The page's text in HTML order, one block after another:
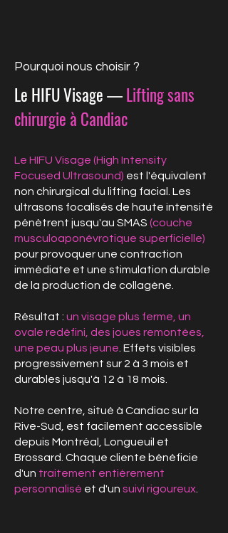
Pourquoi nous choisir ?
Le HIFU Visage —Lifting sans
chirurgie à Candiac
Le HIFU Visage (High Intensity
Focused Ultrasound) est l'équivalent
non chirurgical du lifting facial. Les
ultrasons focalisés de haute intensité
pénètrent jusqu'au SMAS (couche
musculoaponévrotique superficielle)
pour provoquer une contraction
immédiate et une stimulation durable
de la production de collagène.
Résultat : un visage plus ferme, un
ovale redéfini, des joues remontées,
une peau plus jeune . Effets visibles
progressivement sur 2 à 3 mois et
durables jusqu'à 12 à 18 mois.
Notre centre, situé à Candiac sur la
Rive-Sud, est facilement accessible
depuis Montréal, Longueuil et
Brossard. Chaque cliente bénéficie
d'un traitement entièrement
personnalisé et d'un suivi rigoureux